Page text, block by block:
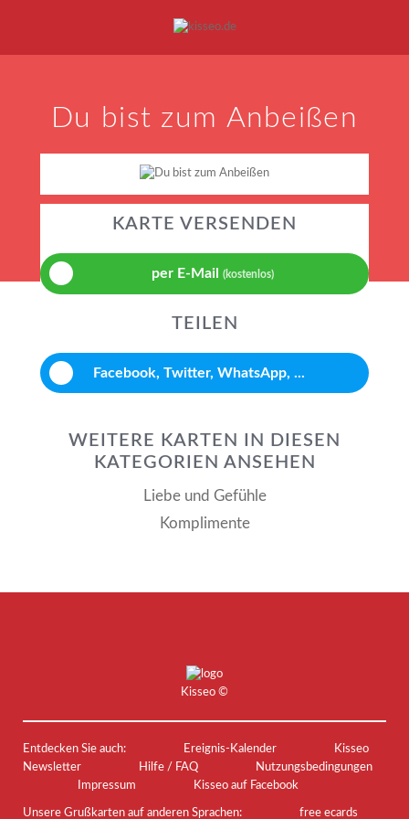
Du bist zum Anbeißen
KARTE VERSENDEN
per E-Mail (kostenlos)
TEILEN
Facebook, Twitter, WhatsApp, ...
WEITERE KARTEN IN DIESEN
KATEGORIEN ANSEHEN
Liebe und Gefühle
Komplimente
Kisseo ©
Entdecken Sie auch: Ereignis-Kalender
Kisseo
Newsletter
Hilfe / FAQ
Nutzungsbedingungen
Impressum
Kisseo auf Facebook
Unsere Grußkarten auf anderen Sprachen: free ecards